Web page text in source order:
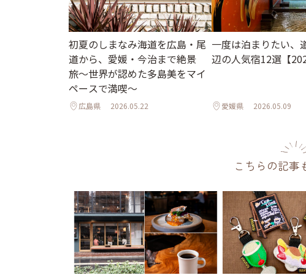
初夏のしまなみ海道を広島・尾
道から、愛媛・今治まで絶景
旅〜世界が認めた多島美をマイ
ペースで満喫〜
広島県 2026.05.22
一度は泊まりたい、
辺の人気宿12選【
愛媛県 2026.05.09
こちらの記事